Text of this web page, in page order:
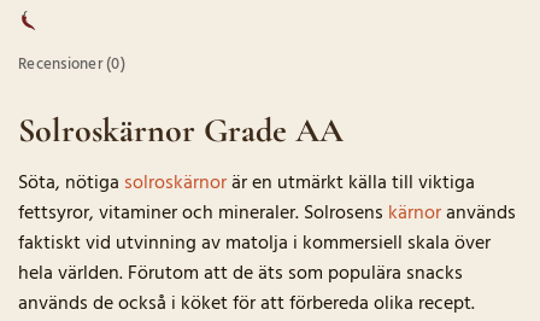
Recensioner (0)
Solroskärnor Grade AA
Söta, nötiga solroskärnorär en utmärkt källa till viktiga
fettsyror, vitaminer och mineraler. Solrosens kärnoranvänds
faktiskt vid utvinning av matolja i kommersiell skala över
hela världen. Förutom att de äts som populära snacks
används de också i köket för att förbereda olika recept.